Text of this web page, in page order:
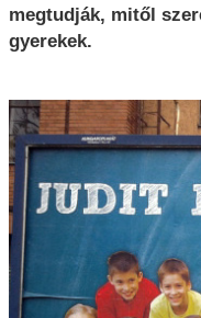
megtudják, mitől
gyerekek.